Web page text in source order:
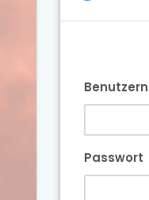
Passwort